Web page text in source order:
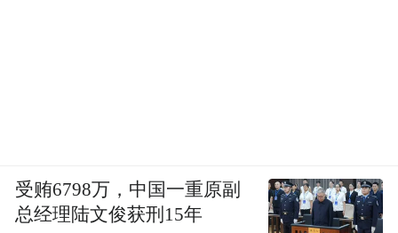
受贿6798万，中国一重原副
总经理陆文俊获刑15年